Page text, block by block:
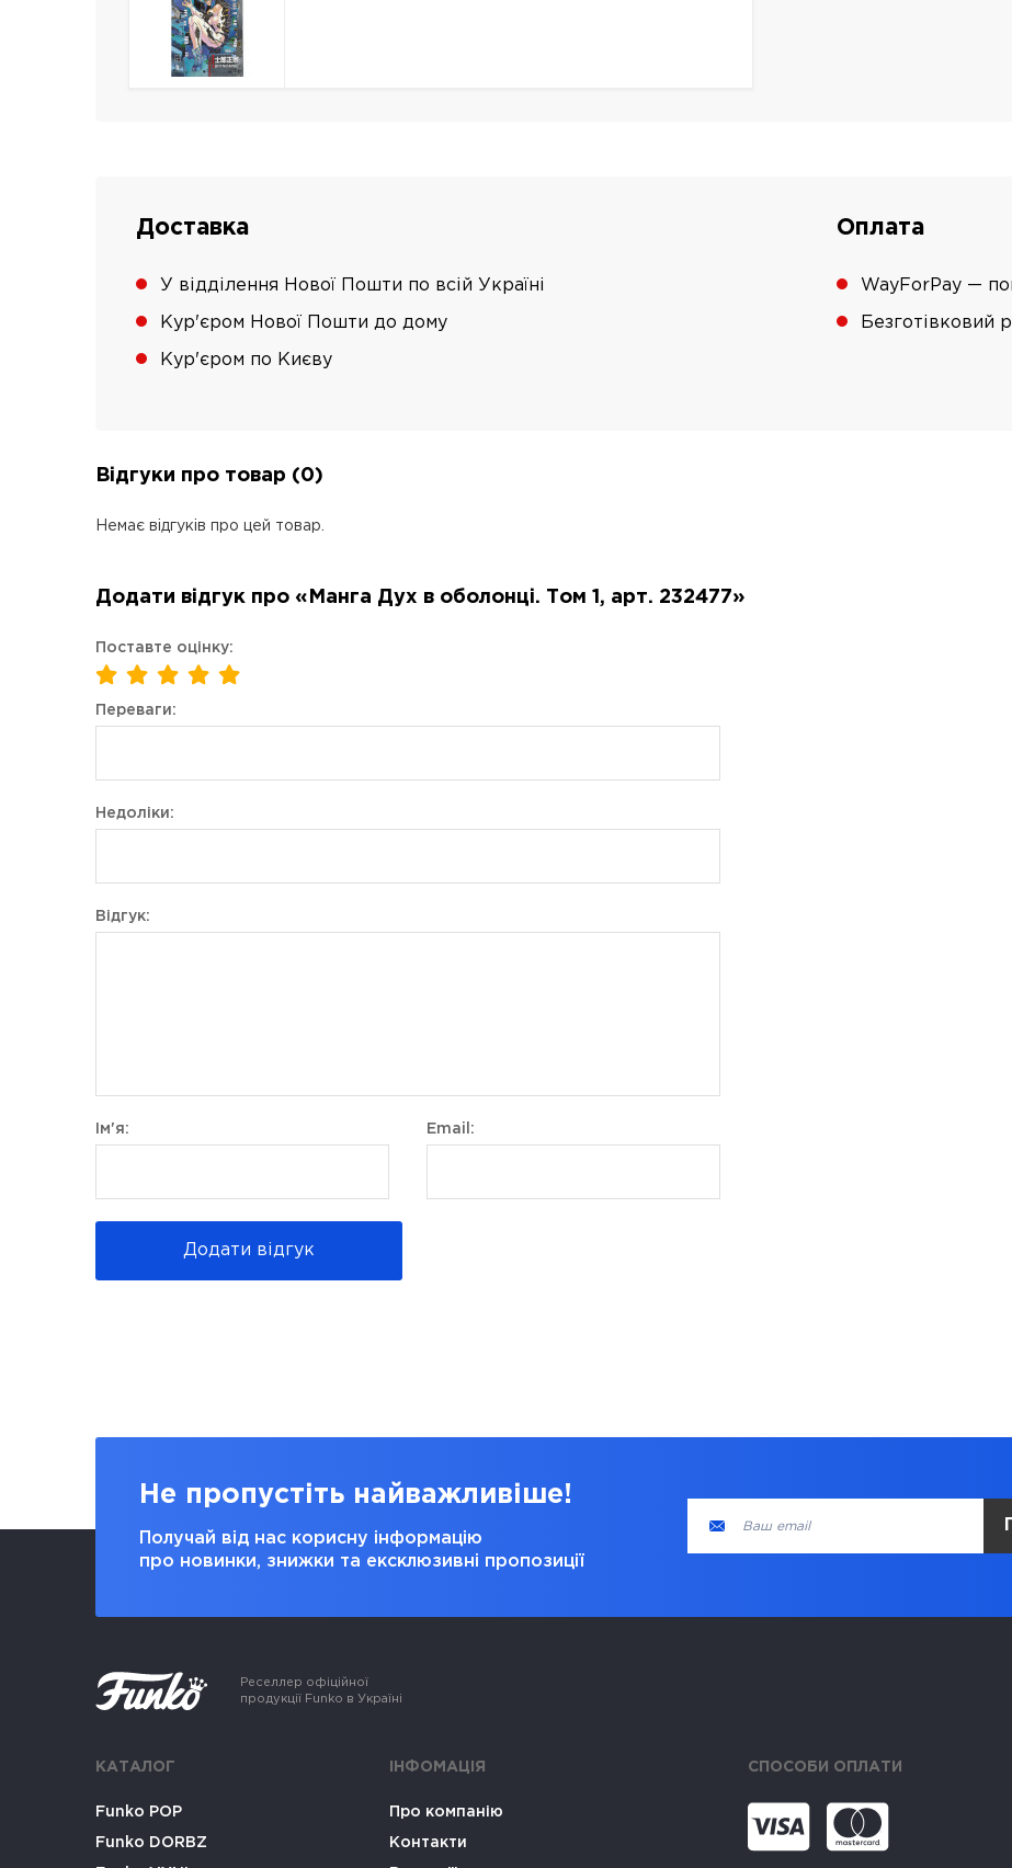
Доставка
У відділення Нової Пошти по всій Україні
Кур'єром Нової Пошти до дому
Кур'єром по Києву
Оплата
WayForPay —
Безготівковий
Відгуки про товар (0)
Немає відгуків про цей товар.
Додати відгук про «Манга Дух в оболонці. Том 1, арт. 232477»
Поставте оцінку:
Переваги:
Недоліки:
Відгук:
Ім'я: Email:
Додати відгук
Не пропустіть найважливіше!
Получай від нас корисну інформацію
про новинки, знижки та ексклюзивні пропозиції
Реселлер офіційної
продукції Funko в Україні
КАТАЛОГ
Funko POP
Funko DORBZ
ІНФОМАЦІЯ
Про компанію
Контакти
СПОСОБИ ОПЛАТИ